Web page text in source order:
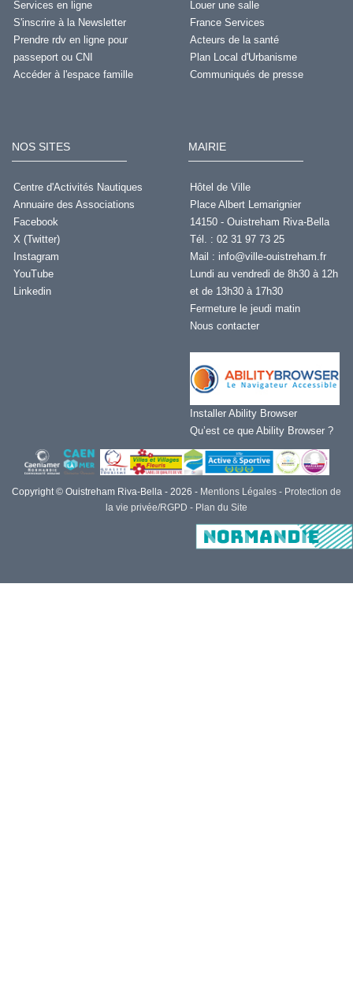
Services en ligne
S'inscrire à la Newsletter
Prendre rdv en ligne pour
passeport ou CNI
Accéder à l'espace famille
Louer une salle
France Services
Acteurs de la santé
Plan Local d'Urbanisme
Communiqués de presse
NOS SITES
Centre d'Activités Nautiques
Annuaire des Associations
Facebook
X (Twitter)
Instagram
YouTube
Linkedin
MAIRIE
Hôtel de Ville
Place Albert Lemarignier
14150 - Ouistreham Riva-Bella
Tél. : 02 31 97 73 25
Mail : info@ville-ouistreham.fr
Lundi au vendredi de 8h30 à 12h
et de 13h30 à 17h30
Fermeture le jeudi matin
Nous contacter
Installer Ability Browser
Qu’est ce que Ability Browser ?
Copyright © Ouistreham Riva-Bella - 2026 - Mentions Légales - Protection de
la vie privée/RGPD - Plan du Site